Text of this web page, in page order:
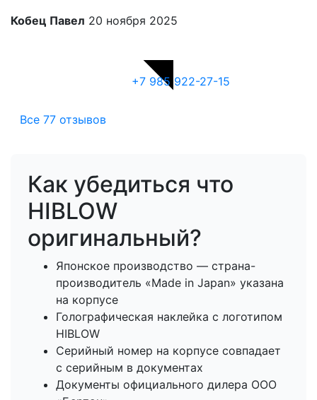
Кобец Павел 20 ноября 2025
Все 77 отзывов
+7 985 922-27-15
Как убедиться что
HIBLOW
оригинальный?
Японское производство — страна-
производитель «Made in Japan» указана
на корпусе
Голографическая наклейка с логотипом
HIBLOW
Серийный номер на корпусе совпадает
с серийным в документах
Документы официального дилера ООО